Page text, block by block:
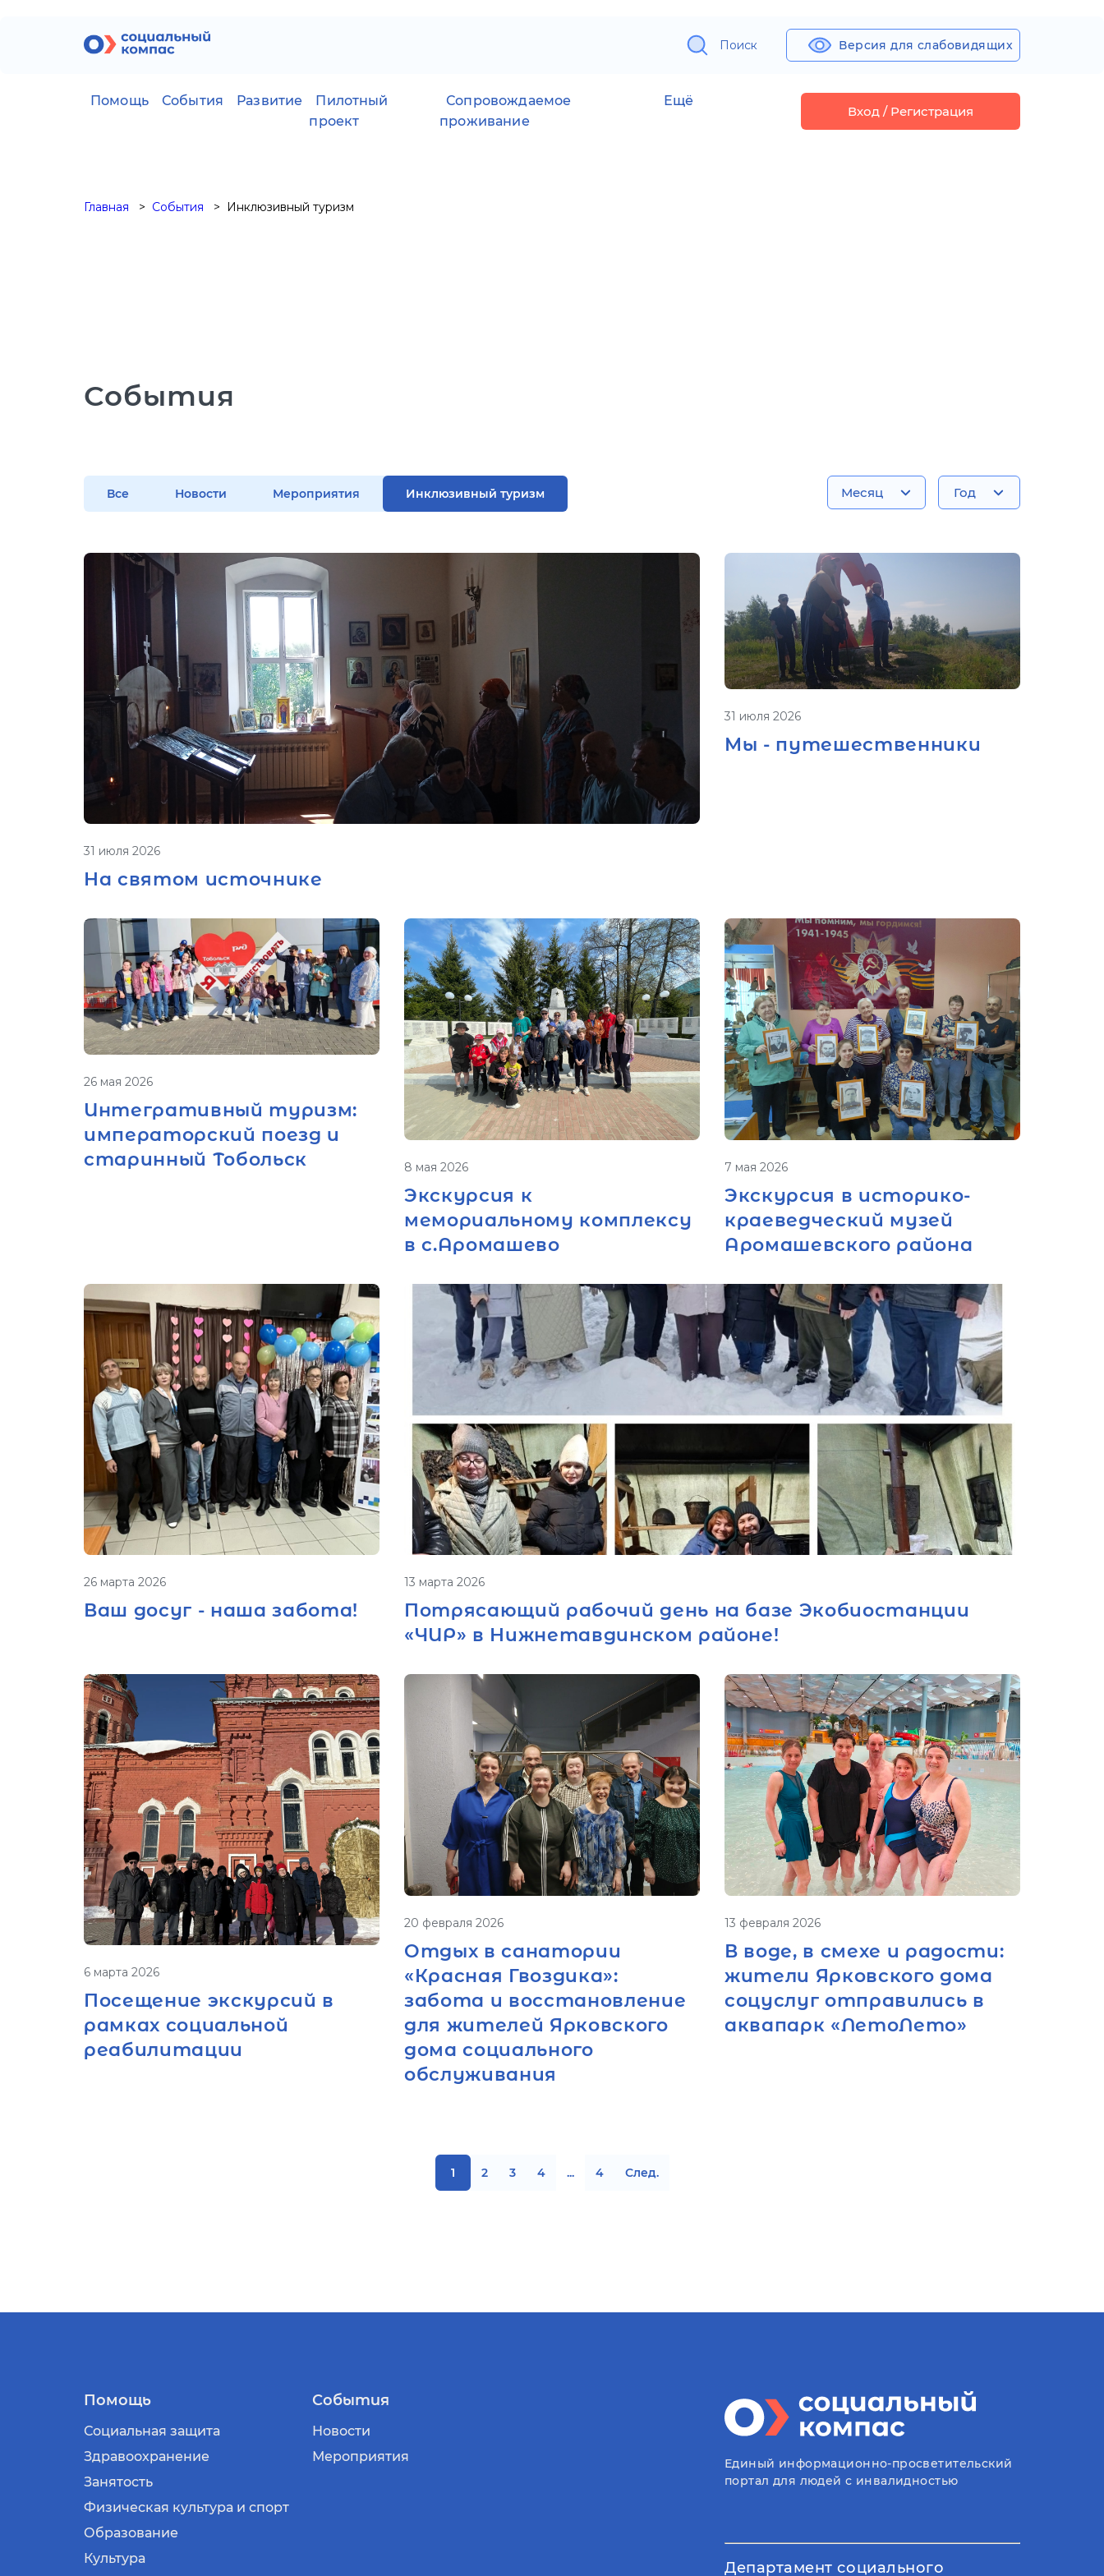
Поиск Версия для слабовидящих
Помощь События Развитие
Пилотный
проект
Сопровождаемое
проживание
Ещё
Вход / Регистрация
Главная События Инклюзивный туризм
События
Все Новости Мероприятия Инклюзивный туризм Месяц Год
31 июля 2026
На святом источнике
31 июля 2026
Мы - путешественники
26 мая 2026
Интегративный туризм:
императорский поезд и
старинный Тобольск
8 мая 2026
Экскурсия к
мемориальному комплексу
в с.Аромашево
7 мая 2026
Экскурсия в историко-
краеведческий музей
Аромашевского района
26 марта 2026
Ваш досуг - наша забота!
13 марта 2026
Потрясающий рабочий день на базе Экобиостанции
«ЧИР» в Нижнетавдинском районе!
6 марта 2026
Посещение экскурсий в
рамках социальной
реабилитации
20 февраля 2026
Отдых в санатории
«Красная Гвоздика»:
забота и восстановление
для жителей Ярковского
дома социального
обслуживания
13 февраля 2026
В воде, в смехе и радости:
жители Ярковского дома
соцуслуг отправились в
аквапарк «ЛетоЛето»
1 2 3 4 ... 4 След.
Помощь
Социальная защита
Здравоохранение
Занятость
Физическая культура и спорт
Образование
Культура
События
Новости
Мероприятия
Единый информационно-просветительский
портал для людей с инвалидностью
Департамент социального